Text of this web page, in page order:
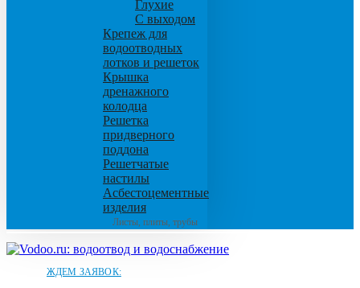
Глухие
С выходом
Крепеж для
водоотводных
лотков и решеток
Крышка
дренажного
колодца
Решетка
придверного
поддона
Решетчатые
настилы
Асбестоцементные
изделия
Листы, плиты, трубы
ЖДЕМ ЗАЯВОК: